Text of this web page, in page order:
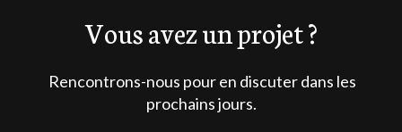
Vous avez un projet ?
Rencontrons-nous pour en discuter dans les
prochains jours.